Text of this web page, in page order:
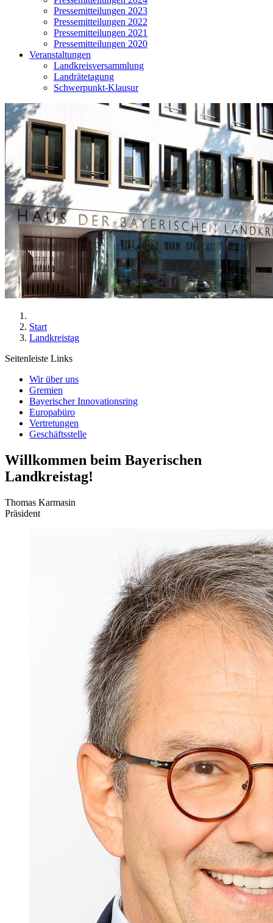
Pressemitteilungen 2023
Pressemitteilungen 2022
Pressemitteilungen 2021
Pressemitteilungen 2020
Veranstaltungen
Landkreisversammlung
Landrätetagung
Schwerpunkt-Klausur
Start
Landkreistag
Seitenleiste Links
Wir über uns
Gremien
Bayerischer Innovationsring
Europabüro
Vertretungen
Geschäftsstelle
Willkommen beim Bayerischen
Landkreistag!
Thomas Karmasin
Präsident